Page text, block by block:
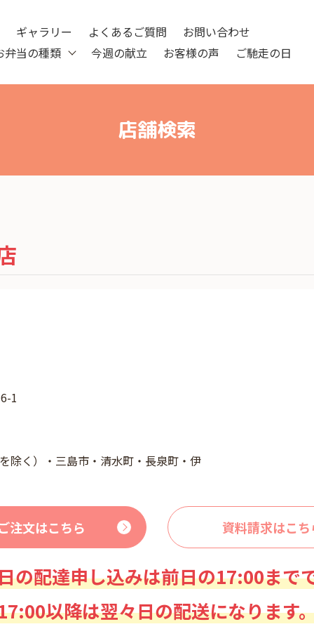
弁当の種類 今週の献立 お客様の声 ご馳走の日
ギャラリー よくあるご質問 お問い合わせ
店舗検索
1
除く）・三島市・清水町・長泉町・伊
注文はこちら 資料請求はこち
の配達申し込みは前日の17:00まで
以降は翌々日の配送になります